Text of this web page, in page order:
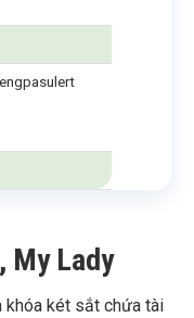
My Lady
khóa két sắt chứa tài